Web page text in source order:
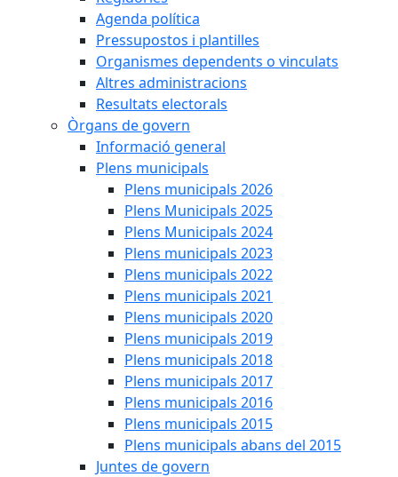
Agenda política
Pressupostos i plantilles
Organismes dependents o vinculats
Altres administracions
Resultats electorals
Òrgans de govern
Informació general
Plens municipals
Plens municipals 2026
Plens Municipals 2025
Plens Municipals 2024
Plens municipals 2023
Plens municipals 2022
Plens municipals 2021
Plens municipals 2020
Plens municipals 2019
Plens municipals 2018
Plens municipals 2017
Plens municipals 2016
Plens municipals 2015
Plens municipals abans del 2015
Juntes de govern